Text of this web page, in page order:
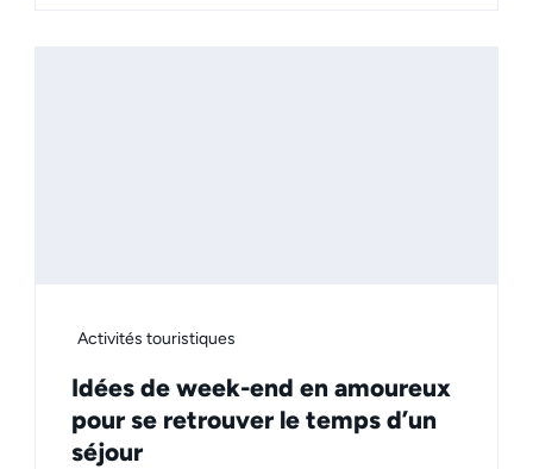
Activités touristiques
Idées de week-end en amoureux
pour se retrouver le temps d’un
séjour